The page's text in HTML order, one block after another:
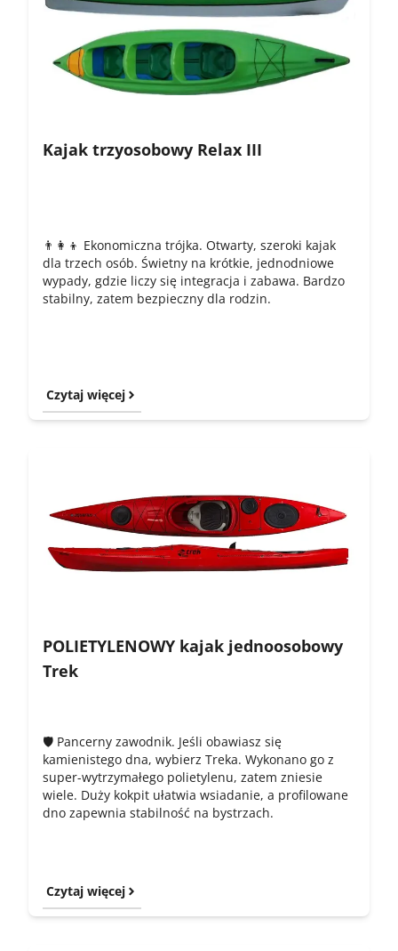
Kajak trzyosobowy Relax III
👨‍👩‍👦 Ekonomiczna trójka. Otwarty, szeroki kajak
dla trzech osób. Świetny na krótkie, jednodniowe
wypady, gdzie liczy się integracja i zabawa. Bardzo
stabilny, zatem bezpieczny dla rodzin.
Czytaj więcej
POLIETYLENOWY kajak jednoosobowy
Trek
🛡️ Pancerny zawodnik. Jeśli obawiasz się
kamienistego dna, wybierz Treka. Wykonano go z
super-wytrzymałego polietylenu, zatem zniesie
wiele. Duży kokpit ułatwia wsiadanie, a profilowane
dno zapewnia stabilność na bystrzach.
Czytaj więcej